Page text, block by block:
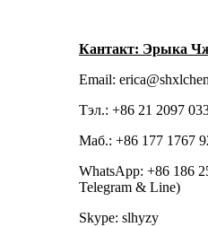
Кантакт: Эрыка
Email:
Тэл.: +86 21 2097
Маб.: +86 177 1767
WhatsApp: +86 186
Telegram & Line)
Skype: slhyzy